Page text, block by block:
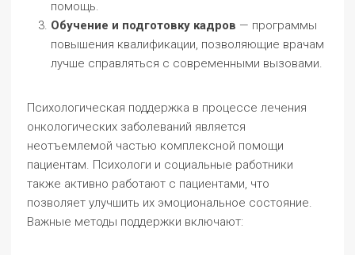
помощь.
Обучение и подготовку кадров — программы
повышения квалификации, позволяющие врачам
лучше справляться с современными вызовами.
Психологическая поддержка в процессе лечения
онкологических заболеваний является
неотъемлемой частью комплексной помощи
пациентам. Психологи и социальные работники
также активно работают с пациентами, что
позволяет улучшить их эмоциональное состояние.
Важные методы поддержки включают: